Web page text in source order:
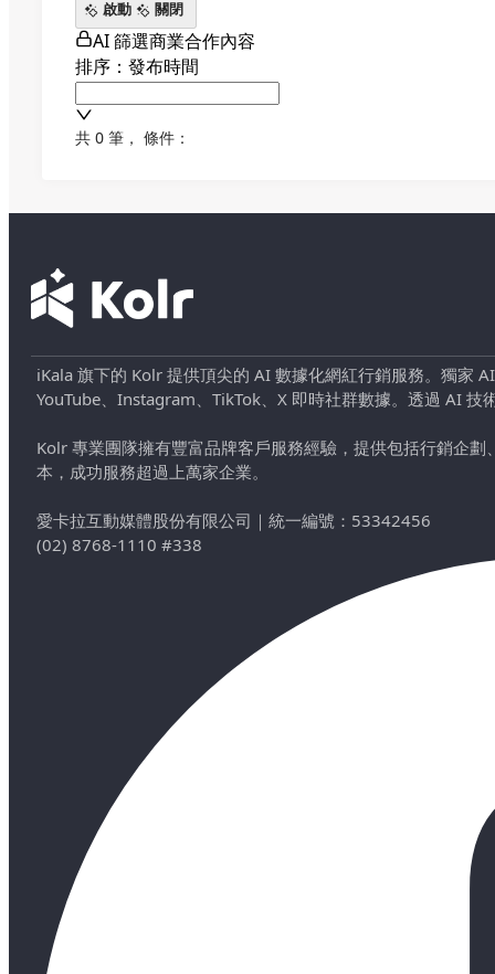
啟動
關閉
AI 篩選商業合作內容
排序：發布時間
共 0 筆 ， 條件：
iKala 旗下的 Kolr 提供頂尖的 AI 數據化網紅行銷服務。獨家
YouTube、Instagram、TikTok、X 即時社群數據。透過 AI
Kolr 專業團隊擁有豐富品牌客戶服務經驗，提供包括行銷企
本，成功服務超過上萬家企業。
愛卡拉互動媒體股份有限公司 ｜ 統一編號：53342456
(02) 8768-1110 #338